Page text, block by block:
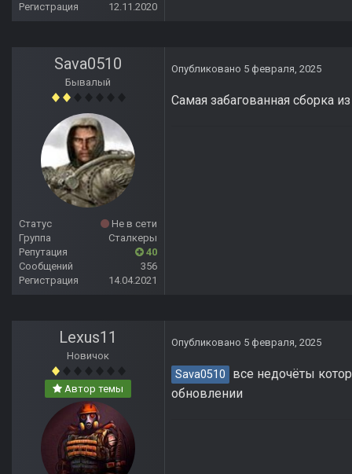
Регистрация
12.11.2020
Sava0510
Бывалый
Статус
Не в сети
Группа
Сталкеры
Репутация
40
Сообщений
356
Регистрация
14.04.2021
Опубликовано 5 февраля, 2025
Самая забагованная сборка
Lexus11
Новичок
Автор темы
Опубликовано 5 февраля, 2025
Sava0510
все недочёты
обновлении